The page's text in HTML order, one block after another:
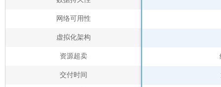
网络可用性
虚拟化架构
资源超卖
交付时间